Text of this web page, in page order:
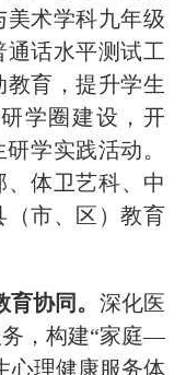
美术学科九年级
通话水平测试工
教育，提升学生
学圈建设，开
研学实践活动。
、体卫艺科、中
（市、区）教育
协同。 深化医
，构建“家庭—
心理健康服务体